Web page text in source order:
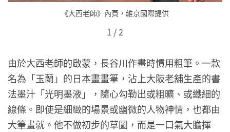
《大西老師》內頁，維京國際提供
1 /2
由於大西老師的啟蒙，長谷川作畫時慣用粗筆。一款
名為「玉蘭」的日本畫畫筆，沾上大阪老舖生產的書
法墨汁「光明墨液」，隨心勾勒出或粗曠、或纖細的
線條。即使是細緻的場景或幽微的人物神情，也都由
大筆畫就。他不做初步的草圖，而是一口氣大膽揮